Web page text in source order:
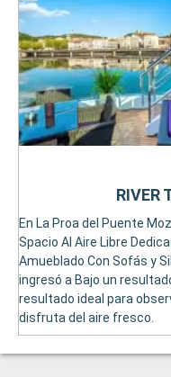
En La Proa del Puente
Spacio Al Aire Libre
Amueblado Con Sofás y
ingresó a Bajo un
resultado ideal para
disfruta del aire fresco.
RIVER